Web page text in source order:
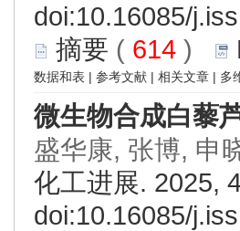
doi:10.16085/
摘要 ( 614 )
数据和表 | 参考文献 | 相关文章 | 多
微生物合成白藜
盛华康, 张博, 申
化工进展. 2025,
doi:10.16085/